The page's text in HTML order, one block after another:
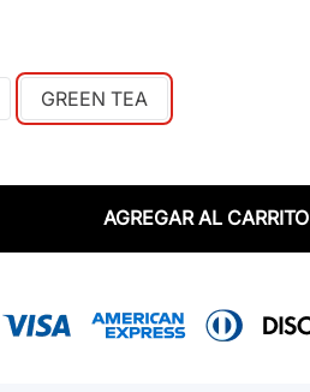
GREEN TEA
AGREGAR AL CARRITO